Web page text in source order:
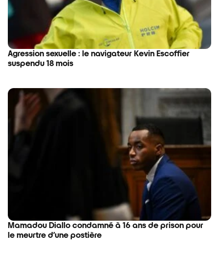
Agression sexuelle : le navigateur Kevin Escoffier
suspendu 18 mois
Mamadou Diallo condamné à 16 ans de prison pour
le meurtre d’une postière